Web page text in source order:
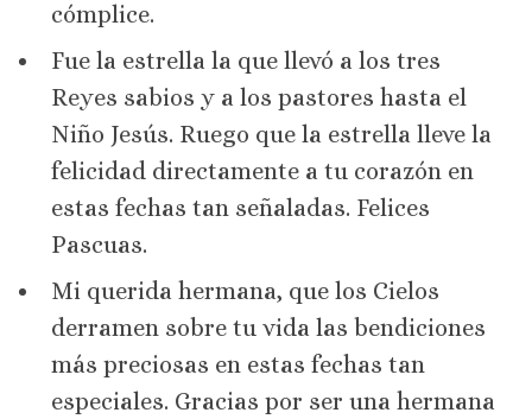
cómplice.
Fue la estrella la que llevó a los tres
Reyes sabios y a los pastores hasta el
Niño Jesús. Ruego que la estrella lleve la
felicidad directamente a tu corazón en
estas fechas tan señaladas. Felices
Pascuas.
Mi querida hermana, que los Cielos
derramen sobre tu vida las bendiciones
más preciosas en estas fechas tan
especiales. Gracias por ser una hermana